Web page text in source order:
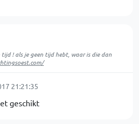
! als je geen tijd hebt, waar is die dan
21:21:35
geschikt